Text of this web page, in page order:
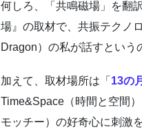
何しろ、「共鳴磁場」を翻
場』の取材で、共振テクノ
Dragon）の私が話すという
加えて、取材場所は「 13の
Time&Space（時間と空間
モッチー）の好奇心に刺激